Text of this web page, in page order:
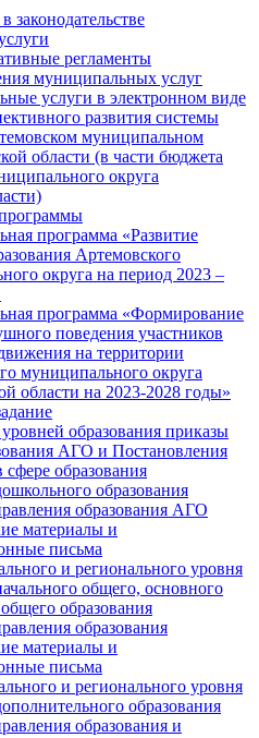
законодательстве
регламенты
муниципальных услуг
услуги в электронном виде
развития системы
муниципальном
области (в части бюджета
округа
программа «Развитие
Артемовского
округа на период 2023 –
программа «Формирование
поведения участников
на территории
муниципального округа
области на 2023-2028 годы»
образования приказы
АГО и Постановления
образования
образования
образования АГО
материалы и
письма
и регионального уровня
общего, основного
образования
образования
материалы и
письма
и регионального уровня
образования
образования и